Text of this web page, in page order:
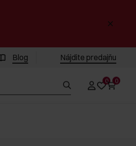
Blog Nájdite predajňu
0 0